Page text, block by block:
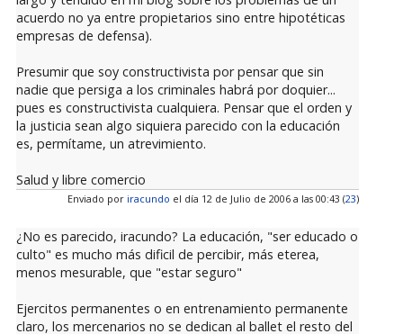
acuerdo no ya entre propietarios sino entre hipotéticas
empresas de defensa).
Presumir que soy constructivista por pensar que sin
nadie que persiga a los criminales habrá por doquier...
pues es constructivista cualquiera. Pensar que el orden y
la justicia sean algo siquiera parecido con la educación
es, permítame, un atrevimiento.
Salud y libre comercio
Enviado por iracundo el día 12 de Julio de 2006 a las 00:43 (23)
¿No es parecido, iracundo? La educación, "ser educado o
culto" es mucho más dificil de percibir, más eterea,
menos mesurable, que "estar seguro"
Ejercitos permanentes o en entrenamiento permanente
claro, los mercenarios no se dedican al ballet el resto del